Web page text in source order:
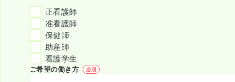
正看護師
准看護師
保健師
助産師
看護学生
ご希望の働き方 必須